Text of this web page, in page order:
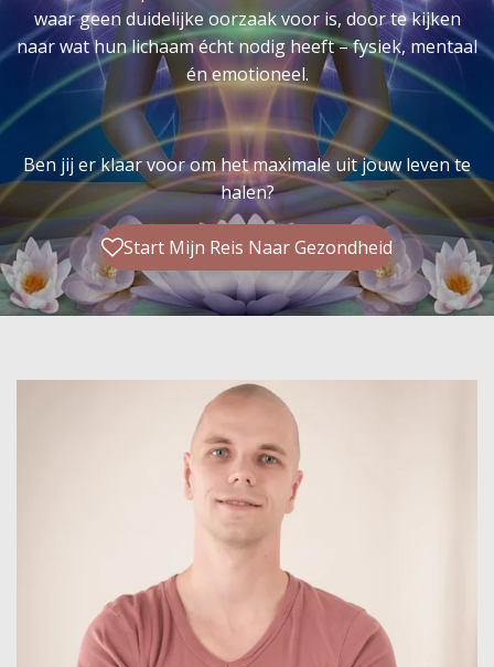
waar geen duidelijke oorzaak voor is, door te kijken
naar wat hun lichaam écht nodig heeft – fysiek, mentaal
én emotioneel.
Ben jij er klaar voor om het maximale uit jouw leven te
halen?
Start Mijn Reis Naar Gezondheid